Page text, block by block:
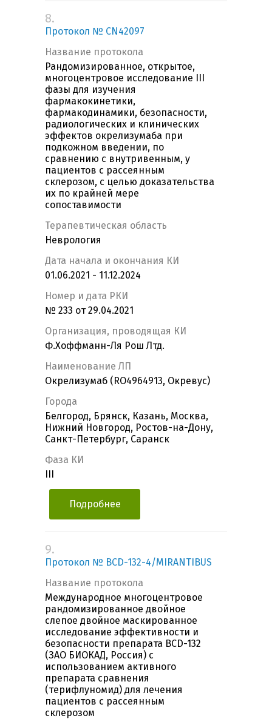
8.
Протокол № CN42097
Название протокола
Рандомизированное, открытое,
многоцентровое исследование III
фазы для изучения
фармакокинетики,
фармакодинамики, безопасности,
радиологических и клинических
эффектов окрелизумаба при
подкожном введении, по
сравнению с внутривенным, у
пациентов с рассеянным
склерозом, с целью доказательства
их по крайней мере
сопоставимости
Терапевтическая область
Неврология
Дата начала и окончания КИ
01.06.2021 - 11.12.2024
Номер и дата РКИ
№ 233 от 29.04.2021
Организация, проводящая КИ
Ф.Хоффманн-Ля Рош Лтд.
Наименование ЛП
Окрелизумаб (RO4964913, Окревус)
Города
Белгород, Брянск, Казань, Москва,
Нижний Новгород, Ростов-на-Дону,
Санкт-Петербург, Саранск
Фаза КИ
Подробнее
9.
Протокол № BCD-132-4/MIRANTIBUS
Название протокола
Международное многоцентровое
рандомизированное двойное
слепое двойное маскированное
исследование эффективности и
безопасности препарата BCD-132
(ЗАО БИОКАД, Россия) с
использованием активного
препарата сравнения
(терифлуномид) для лечения
пациентов с рассеянным
склерозом